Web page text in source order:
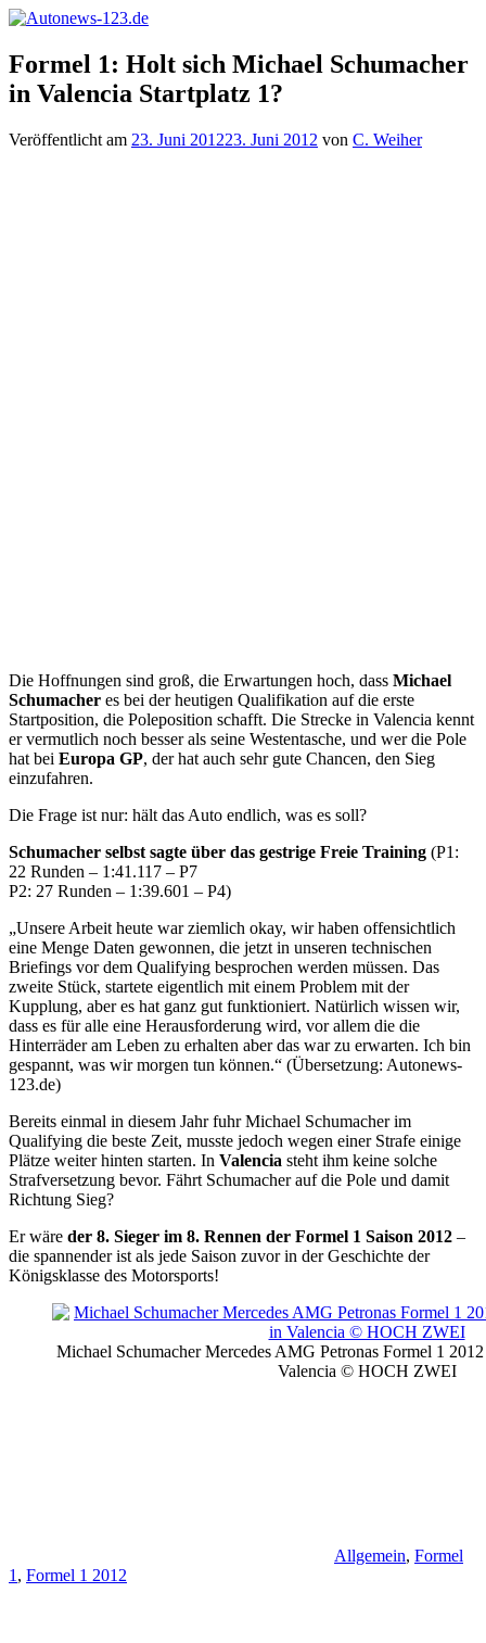
Zum
springen
Autonews-
123.de
Autonews
mit
Charme
Formel 1: Holt sich Michael Schumacher
in Valencia Startplatz 1?
Veröffentlicht am 23. Juni 201223. Juni 2012 von C. Weiher
Die Hoffnungen sind groß, die Erwartungen hoch, dass Michael
Schumacher es bei der heutigen Qualifikation auf die erste
Startposition, die Poleposition schafft. Die Strecke in Valencia kennt
er vermutlich noch besser als seine Westentasche, und wer die Pole
hat bei Europa GP, der hat auch sehr gute Chancen, den Sieg
einzufahren.
Die Frage ist nur: hält das Auto endlich, was es soll?
Schumacher selbst sagte über das gestrige Freie Training (P1:
22 Runden – 1:41.117 – P7
P2: 27 Runden – 1:39.601 – P4)
„Unsere Arbeit heute war ziemlich okay, wir haben offensichtlich
eine Menge Daten gewonnen, die jetzt in unseren technischen
Briefings vor dem Qualifying besprochen werden müssen. Das
zweite Stück, startete eigentlich mit einem Problem mit der
Kupplung, aber es hat ganz gut funktioniert. Natürlich wissen wir,
dass es für alle eine Herausforderung wird, vor allem die die
Hinterräder am Leben zu erhalten aber das war zu erwarten. Ich bin
gespannt, was wir morgen tun können.“ (Übersetzung: Autonews-
123.de)
Bereits einmal in diesem Jahr fuhr Michael Schumacher im
Qualifying die beste Zeit, musste jedoch wegen einer Strafe einige
Plätze weiter hinten starten. In Valencia steht ihm keine solche
Strafversetzung bevor. Fährt Schumacher auf die Pole und damit
Richtung Sieg?
Er wäre der 8. Sieger im 8. Rennen der Formel 1 Saison 2012 –
die spannender ist als jede Saison zuvor in der Geschichte der
Königsklasse des Motorsports!
Michael Schumacher Mercedes AMG Petronas Formel 1
Valencia © HOCH ZWEI
Allgemein, Formel
1 , Formel 1 2012